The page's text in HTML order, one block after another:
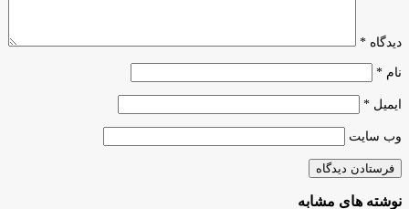
دیدگاه *
نام *
ایمیل *
وب‌ سایت
نوشته های مشابه